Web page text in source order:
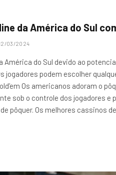
da América do Sul
03/2024
América do Sul devido ao
jogadores podem escolher
Os americanos adoram o
sob o controle dos jogadores
pôquer. Os melhores cassinos